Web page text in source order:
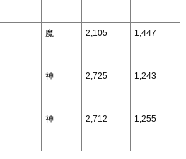
魔 2,105 1,447
神 2,725 1,243
神 2,712 1,255